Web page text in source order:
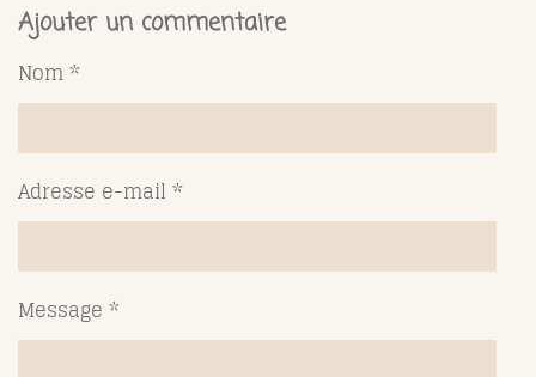
t
a
e
r
t
a
r
t
a
r
t
a
r
Ajouter un commentaire
Nom *
Adresse e-mail *
Message *